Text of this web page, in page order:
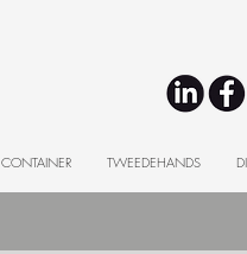
CONTAINER TWEEDEHANDS